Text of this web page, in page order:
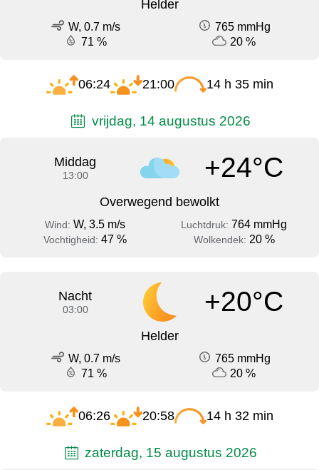
Helder
W, 0.7 m/s
765 mmHg
71 %
20 %
06:24 21:00 14 h 35 min
vrijdag, 14 augustus 2026
Middag
13:00 +24°C
Overwegend bewolkt
Wind: W, 3.5 m/s Luchtdruk: 764 mmHg
Vochtigheid: 47 % Wolkendek: 20 %
Nacht
03:00 +20°C
Helder
W, 0.7 m/s
765 mmHg
71 %
20 %
06:26 20:58 14 h 32 min
zaterdag, 15 augustus 2026